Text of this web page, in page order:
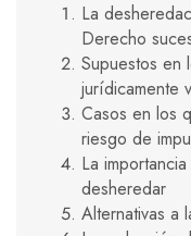
La
Derecho
Supuestos en
jurídicamente
Casos en los
riesgo de
La
desheredar
Alternativas a